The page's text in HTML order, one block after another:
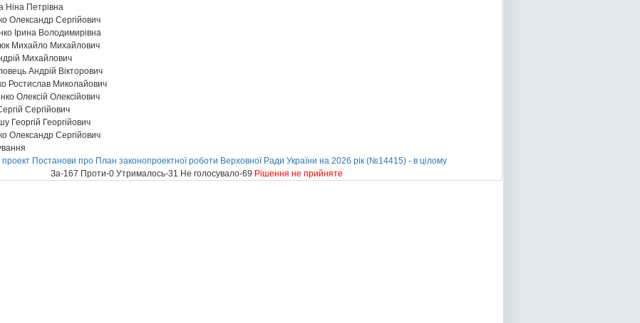
Ніна Петрівна
Олександр Сергійович
Ірина Володимирівна
Михайло Михайлович
Михайлович
Андрій Вікторович
Ростислав Миколайович
Олексій Олексійович
Сергійович
Георгій Георгійович
Олександр Сергійович
Постанови про План законопроектної роботи Верховної Ради України на 2026 рік (№14415) - в цілому
За-167 Проти-0 Утрималось-31 Не голосувало-69 Рішення не прийняте